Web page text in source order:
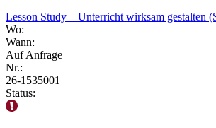
Lesson Study – Unterricht wirksam gestalten
Wo:
Wann:
Auf Anfrage
Nr.:
26-1535001
Status: